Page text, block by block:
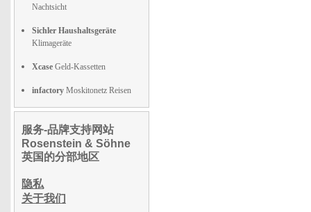
Nachtsicht
Sichler Haushaltsgeräte
Klimageräte
Xcase Geld-Kassetten
infactory Moskitonetz Reisen
服务-品牌支持网站
Rosenstein & Söhne
英国的分部地区
隐私
关于我们